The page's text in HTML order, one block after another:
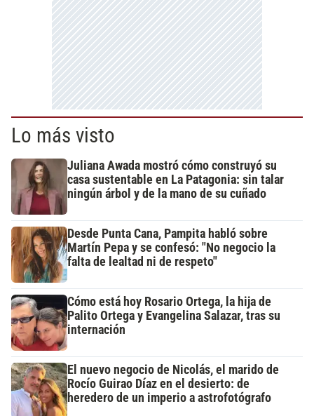
Lo más visto
Juliana Awada mostró cómo construyó su
casa sustentable en La Patagonia: sin talar
ningún árbol y de la mano de su cuñado
Desde Punta Cana, Pampita habló sobre
Martín Pepa y se confesó: "No negocio la
falta de lealtad ni de respeto"
Cómo está hoy Rosario Ortega, la hija de
Palito Ortega y Evangelina Salazar, tras su
internación
El nuevo negocio de Nicolás, el marido de
Rocío Guirao Díaz en el desierto: de
heredero de un imperio a astrofotógrafo